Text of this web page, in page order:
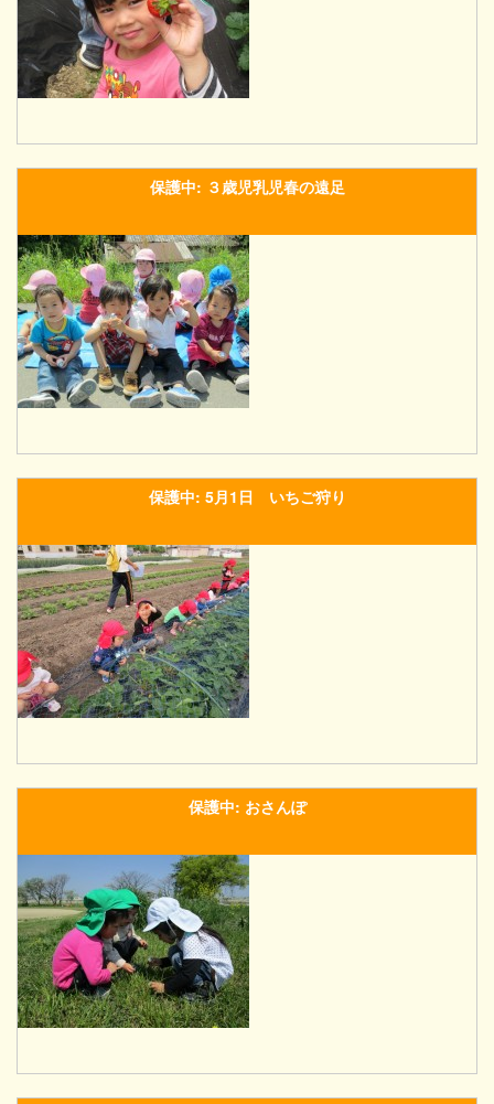
保護中: ３歳児乳児春の遠足
保護中: 5月1日 いちご狩り
保護中: おさんぽ